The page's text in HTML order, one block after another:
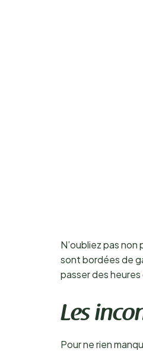
N’oubliez pas
sont bordées de
passer des heures
Les
Pour ne rien